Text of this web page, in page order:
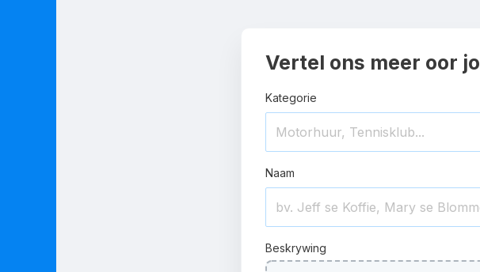
Vertel ons meer oor
Kategorie
Naam
Beskrywing